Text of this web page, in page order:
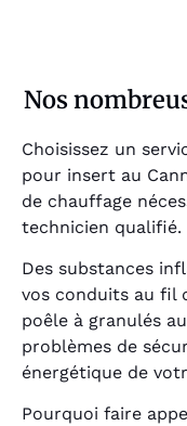
Nos
Choisissez un
pour insert au
de chauffage
technicien qualifié.
Des substances
vos conduits au fil
poêle à granulés
problèmes de
énergétique de
Pourquoi faire